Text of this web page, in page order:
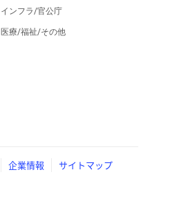
インフラ/官公庁
医療/福祉/その他
企業情報 サイトマップ